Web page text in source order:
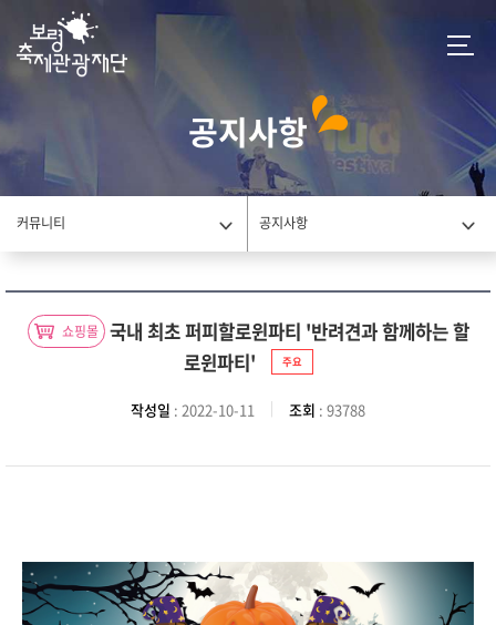
공지사항
커뮤니티 공지사항
쇼핑몰 국내 최초 퍼피할로윈파티 '반려견과 함께하는 할
로윈파티'
주요
작성일 : 2022-10-11 조회 : 93788